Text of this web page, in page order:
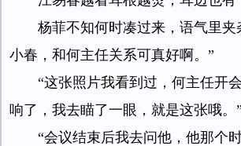
杨菲不知何时凑过来，语气里夹
小春，和何主任关系可真好啊。”
“这张照片我看到过，何主任开
响了，我去瞄了一眼，就是这张哦。”
“会议结束后我去问他，他那个